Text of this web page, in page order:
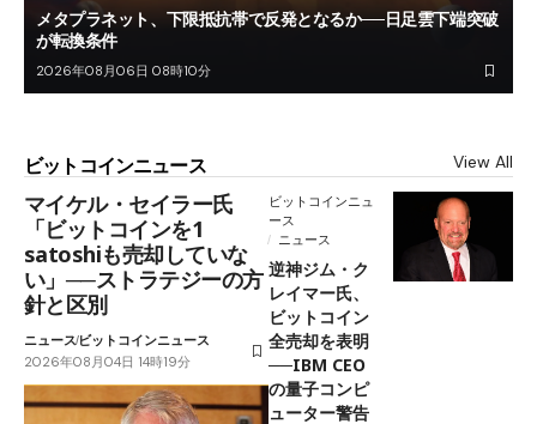
メタプラネット、下限抵抗帯で反発となるか──日足雲下端突破
が転換条件
2026年08月06日 08時10分
ビットコインニュース View All
マイケル・セイラー氏
「ビットコインを1
satoshiも売却していな
い」──ストラテジーの方
針と区別
ニュースビットコインニュース
2026年08月04日 14時19分
ビットコインニュ
ース
ニュース
逆神ジム・ク
レイマー氏、
ビットコイン
全売却を表明
──IBM CEO
の量子コンピ
ューター警告